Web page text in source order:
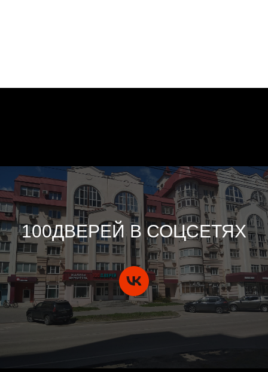
100ДВЕРЕЙ В СОЦСЕТЯХ